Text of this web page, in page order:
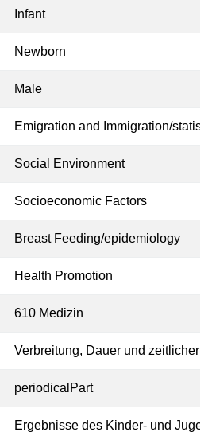
Infant
Newborn
Male
Emigration and Immigration/
Social Environment
Socioeconomic Factors
Breast Feeding/epidemiology
Health Promotion
610 Medizin
Verbreitung, Dauer und zeitlicher
periodicalPart
Ergebnisse des Kinder- und